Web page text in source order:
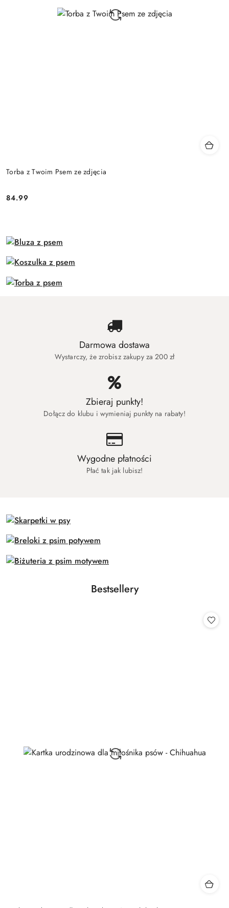
Torba z Twoim Psem ze zdjęcia
Cena:
84.99
Darmowa dostawa
Wystarczy, że zrobisz zakupy za 200 zł
Zbieraj punkty!
Dołącz do klubu i wymieniaj punkty na rabaty!
Wygodne płatności
Płać tak jak lubisz!
Pomiń karuzelę produktów
Produkty
Bestsellery